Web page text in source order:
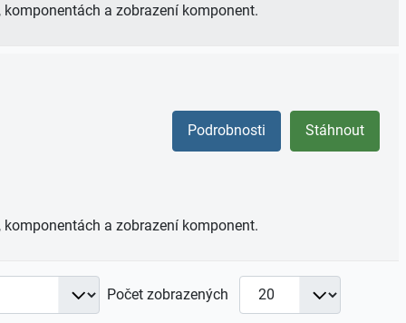
a zobrazení komponent.
Stáhnout
Podrobnosti
a zobrazení komponent.
Počet zobrazených